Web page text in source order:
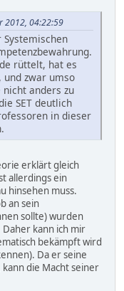
2012, 04:22:59
rüttelt, hat es
und zwar umso
anders zu
SET deutlich
in dieser
erklärt gleich
allerdings ein
hinsehen muss.
an sein
sollte) wurden
kann ich mir
bekämpft wird
Da er seine
die Macht seiner